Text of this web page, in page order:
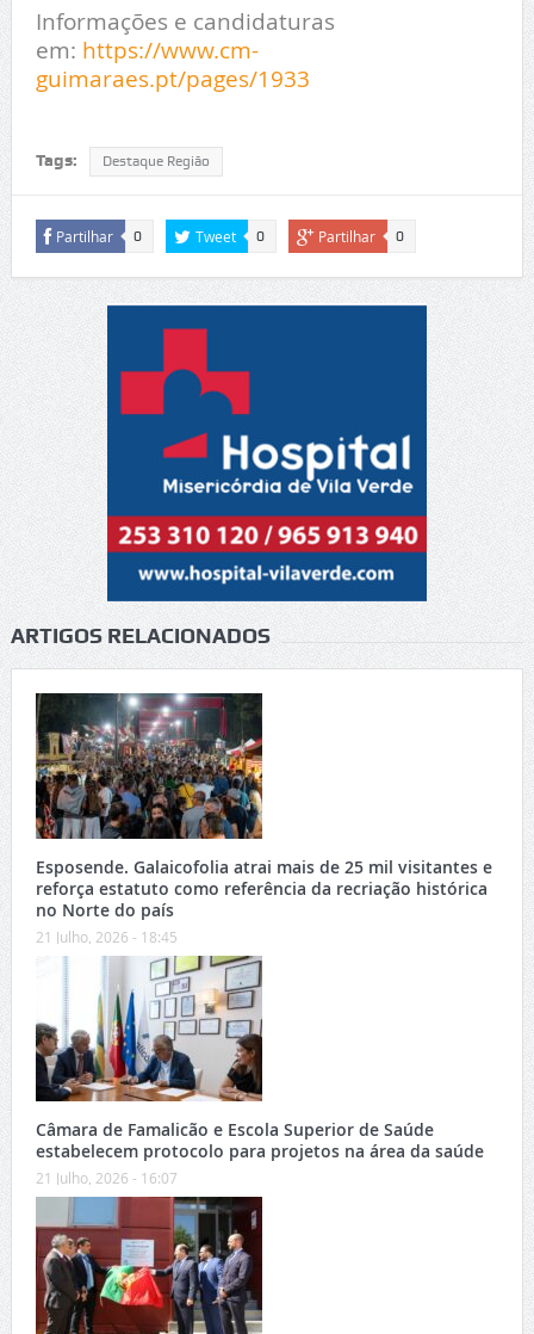
⁠⁠⁠⁠⁠⁠⁠Informações e candidaturas
em: https://www.cm-
guimaraes.pt/pages/1933
Tags: Destaque Região
Partilhar 0 Tweet 0 Partilhar 0
ARTIGOS RELACIONADOS
Esposende. Galaicofolia atrai mais de 25 mil visitantes e
reforça estatuto como referência da recriação histórica
no Norte do país
21 Julho, 2026 - 18:45
Câmara de Famalicão e Escola Superior de Saúde
estabelecem protocolo para projetos na área da saúde
21 Julho, 2026 - 16:07